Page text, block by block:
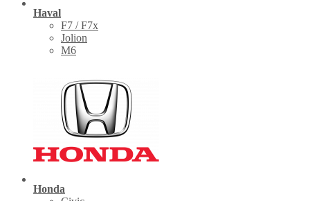
Haval
F7 / F7x
Jolion
M6
Honda